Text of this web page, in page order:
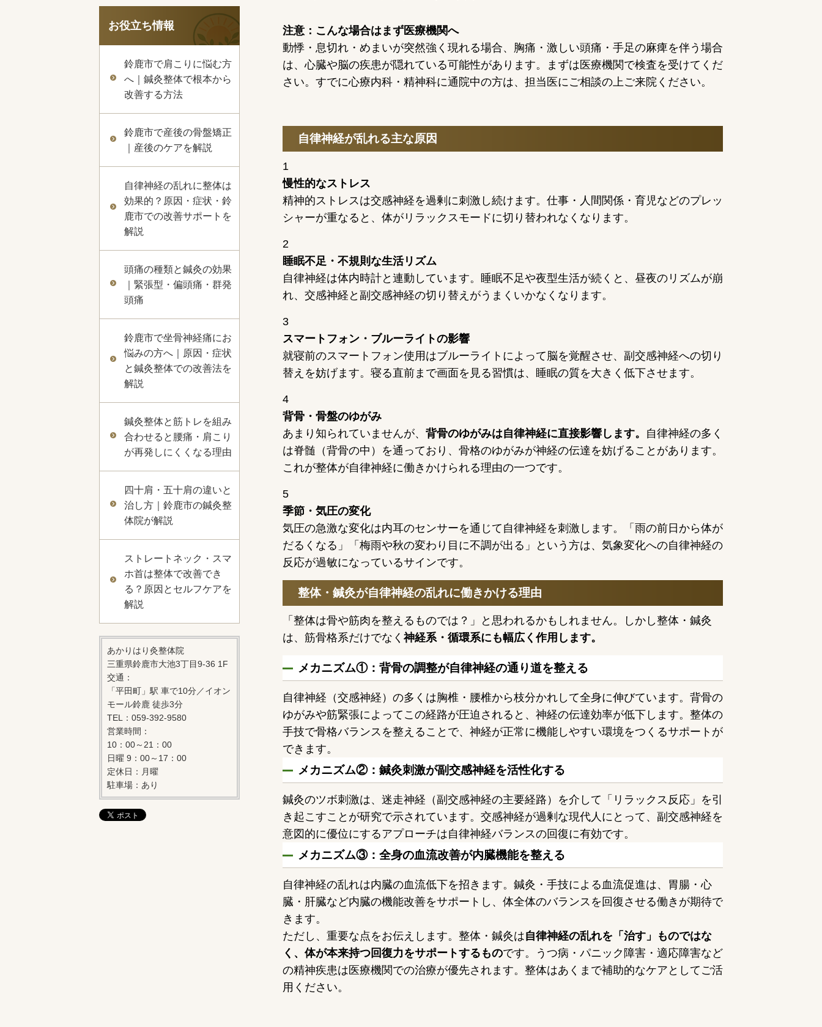
注意：こんな場合はまず医療機関へ
動悸・息切れ・めまいが突然強く現れる場合、胸痛・激しい頭痛・手足の麻痺を伴う場合
は、心臓や脳の疾患が隠れている可能性があります。まずは医療機関で検査を受けてくだ
さい。すでに心療内科・精神科に通院中の方は、担当医にご相談の上ご来院ください。
自律神経が乱れる主な原因
1
慢性的なストレス
精神的ストレスは交感神経を過剰に刺激し続けます。仕事・人間関係・育児などのプレッ
シャーが重なると、体がリラックスモードに切り替われなくなります。
2
睡眠不足・不規則な生活リズム
自律神経は体内時計と連動しています。睡眠不足や夜型生活が続くと、昼夜のリズムが崩
れ、交感神経と副交感神経の切り替えがうまくいかなくなります。
3
スマートフォン・ブルーライトの影響
就寝前のスマートフォン使用はブルーライトによって脳を覚醒させ、副交感神経への切り
替えを妨げます。寝る直前まで画面を見る習慣は、睡眠の質を大きく低下させます。
4
背骨・骨盤のゆがみ
あまり知られていませんが、 背骨のゆがみは自律神経に直接影響します。 自律神経の多く
は脊髄（背骨の中）を通っており、骨格のゆがみが神経の伝達を妨げることがあります。
これが整体が自律神経に働きかけられる理由の一つです。
5
季節・気圧の変化
気圧の急激な変化は内耳のセンサーを通じて自律神経を刺激します。「雨の前日から体が
だるくなる」「梅雨や秋の変わり目に不調が出る」という方は、気象変化への自律神経の
反応が過敏になっているサインです。
整体・鍼灸が自律神経の乱れに働きかける理由
「整体は骨や筋肉を整えるものでは？」と思われるかもしれません。しかし整体・鍼灸
は、筋骨格系だけでなく 神経系・循環系にも幅広く作用します。
メカニズム①：背骨の調整が自律神経の通り道を整える
自律神経（交感神経）の多くは胸椎・腰椎から枝分かれして全身に伸びています。背骨の
ゆがみや筋緊張によってこの経路が圧迫されると、神経の伝達効率が低下します。整体の
手技で骨格バランスを整えることで、神経が正常に機能しやすい環境をつくるサポートが
できます。
メカニズム②：鍼灸刺激が副交感神経を活性化する
鍼灸のツボ刺激は、迷走神経（副交感神経の主要経路）を介して「リラックス反応」を引
き起こすことが研究で示されています。交感神経が過剰な現代人にとって、副交感神経を
意図的に優位にするアプローチは自律神経バランスの回復に有効です。
メカニズム③：全身の血流改善が内臓機能を整える
自律神経の乱れは内臓の血流低下を招きます。鍼灸・手技による血流促進は、胃腸・心
臓・肝臓など内臓の機能改善をサポートし、体全体のバランスを回復させる働きが期待で
きます。
ただし、重要な点をお伝えします。整体・鍼灸は自律神経の乱れを「治す」ものではな
く、体が本来持つ回復力をサポートするものです。うつ病・パニック障害・適応障害など
の精神疾患は医療機関での治療が優先されます。整体はあくまで補助的なケアとしてご活
用ください。
お役立ち情報
鈴鹿市で肩こりに悩む方
へ｜鍼灸整体で根本から
改善する方法
鈴鹿市で産後の骨盤矯正
｜産後のケアを解説
自律神経の乱れに整体は
効果的？原因・症状・鈴
鹿市での改善サポートを
解説
頭痛の種類と鍼灸の効果
｜緊張型・偏頭痛・群発
頭痛
鈴鹿市で坐骨神経痛にお
悩みの方へ｜原因・症状
と鍼灸整体での改善法を
解説
鍼灸整体と筋トレを組み
合わせると腰痛・肩こり
が再発しにくくなる理由
四十肩・五十肩の違いと
治し方｜鈴鹿市の鍼灸整
体院が解説
ストレートネック・スマ
ホ首は整体で改善でき
る？原因とセルフケアを
解説
あかりはり灸整体院
三重県鈴鹿市大池3丁目9-36 1F
交通：
「平田町」駅 車で10分／イオン
モール鈴鹿 徒歩3分
TEL：059-392-9580
営業時間：
10：00～21：00
日曜 9：00～17：00
定休日：月曜
駐車場：あり